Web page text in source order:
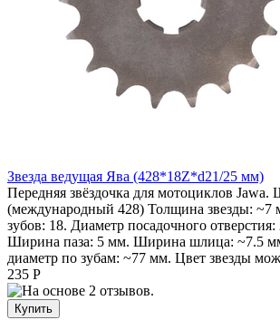
Звезда ведущая Ява (428*18Z*d21/25 мм)
Передняя звёздочка для мотоциклов
(международный 428) Толщина звезды: ~7
зубов: 18. Диаметр посадочного
Ширина паза: 5 мм. Ширина шлица: ~7.5
диаметр по зубам: ~77 мм. Цвет звезды
235 Р